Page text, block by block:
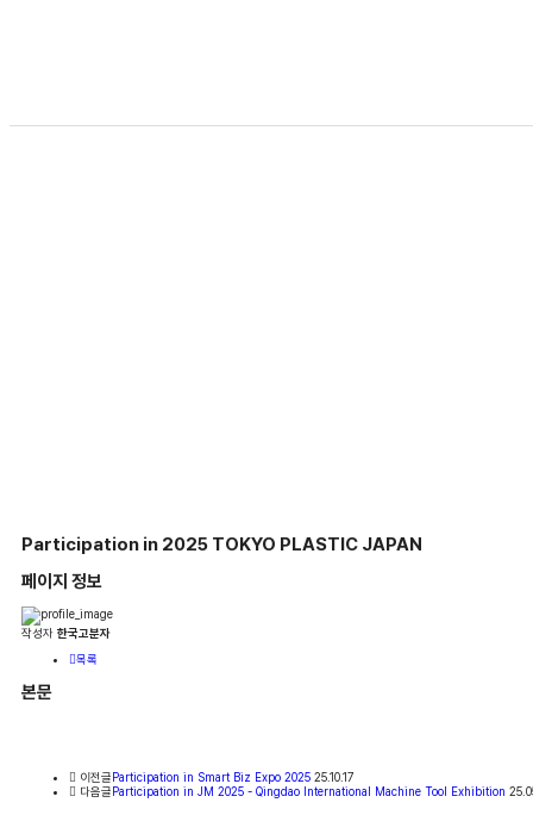
Participation in 2025 TOKYO PLASTIC JAPAN
페이지 정보
작성자 한국고분자
목록
본문
이전글Participation in Smart Biz Expo 2025 25.10.17
다음글Participation in JM 2025 - Qingdao International Machine Tool Exhibition